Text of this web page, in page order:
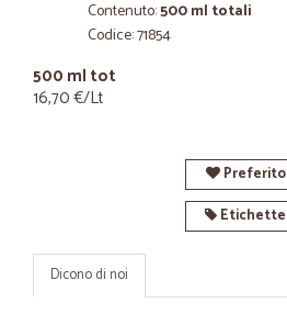
Contenuto:500 ml totali
Codice: 71854
500 ml tot
16,70 €/Lt
Preferito
Etichette
Dicono di noi